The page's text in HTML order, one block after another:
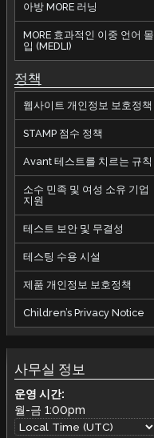
아방 MORE 러닝
MORE 효과적인 이중 언어 몰
입 (MEDLI)
정책
웹사이트 개인정보 보호정책
STAMP 점수 정책
Avant 테스트를 치르는 규칙
소수 민족 및 여성 소유 기업
지원
테스트 보안 및 무결성
테스팅 수용 시설
제품 개인정보 보호정책
Children’s Privacy Notice
사무실 정보
운영 시간:
월-금 1:00pm